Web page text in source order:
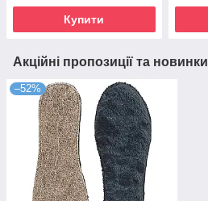
Купити
Акційні пропозиції та новинки
–52%